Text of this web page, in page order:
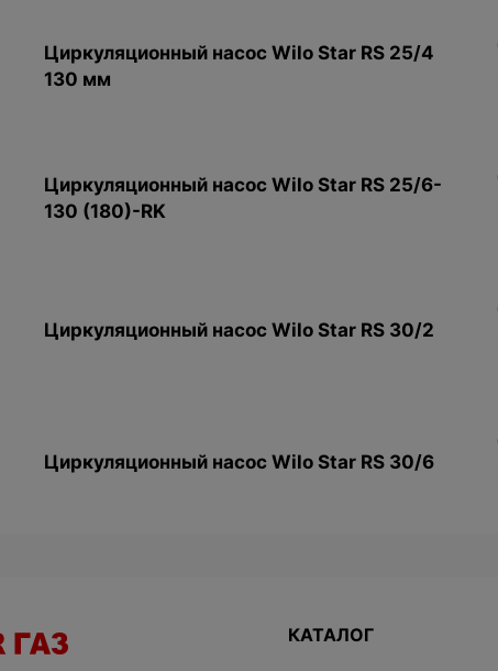
Циркуляционный насос Wilo Star RS 25/4
130 мм
Циркуляционный насос Wilo Star RS 25/6-
130 (180)-RK
Циркуляционный насос Wilo Star RS 30/2
Циркуляционный насос Wilo Star RS 30/6
КАТАЛОГ